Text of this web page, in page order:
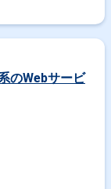
のWebサービ